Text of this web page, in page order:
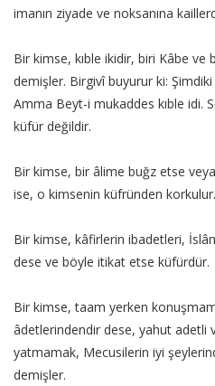
imanın ziyade ve noksanına
Bir kimse, kıble ikidir, biri Kâbe
demişler. Birgivî buyurur ki:
Amma Beyt-i mukaddes kıble idi.
küfür değildir.
Bir kimse, bir âlime buğz etse
ise, o kimsenin küfründen korkulur.
Bir kimse, kâfirlerin ibadetleri,
dese ve böyle itikat etse küfürdür.
Bir kimse, taam yerken
âdetlerindendir dese, yahut adetli
yatmamak, Mecusilerin iyi
demişler.